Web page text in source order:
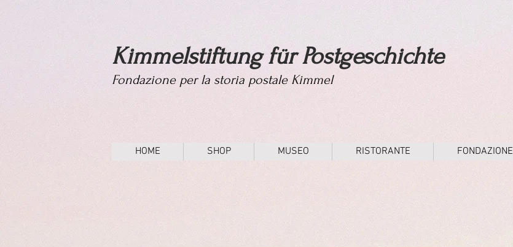
Kimmelstiftung für Postgeschichte
Fondazione per la storia postale Kimmel
HOME SHOP MUSEO RISTORANTE FONDAZIONE